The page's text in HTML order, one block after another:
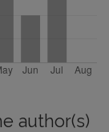
author(s)